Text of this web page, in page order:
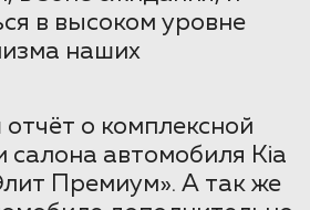
в высоком уровне
наших
о комплексной
салона автомобиля Kia
Премиум». А так же